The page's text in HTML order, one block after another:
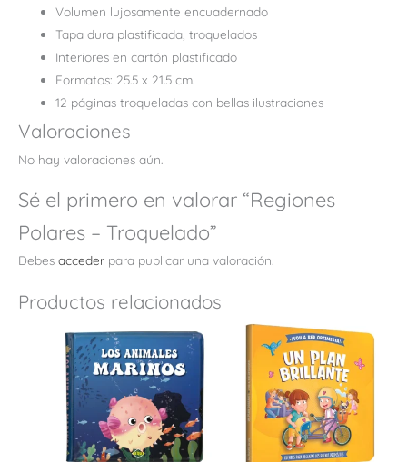
Volumen lujosamente encuadernado
Tapa dura plastificada, troquelados
Interiores en cartón plastificado
Formatos: 25.5 x 21.5 cm.
12 páginas troqueladas con bellas ilustraciones
Valoraciones
No hay valoraciones aún.
Sé el primero en valorar “Regiones
Polares – Troquelado”
Debes acceder para publicar una valoración.
Productos relacionados